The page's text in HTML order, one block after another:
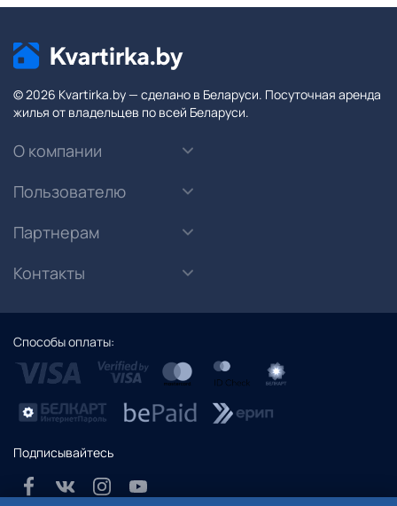
© 2026 Kvartirka.by — сделано в Беларуси. Посуточная аренда
жилья от владельцев по всей Беларуси.
О компании
Пользователю
Партнерам
Контакты
Способы оплаты:
Подписывайтесь